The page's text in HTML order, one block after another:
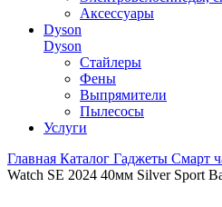
Аксессуары
Dyson
Dyson
Стайлеры
Фены
Выпрямители
Пылесосы
Услуги
Главная Каталог Гаджеты Смарт
Watch SE 2024 40мм Silver Sport